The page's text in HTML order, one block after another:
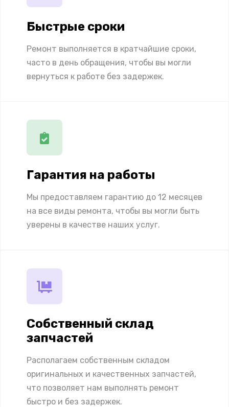
Быстрые сроки
Ремонт выполняется в кратчайшие сроки,
часто в день обращения, чтобы вы могли
вернуться к работе без задержек.
Гарантия на работы
Мы предоставляем гарантию до 12 месяцев
на все виды ремонта, чтобы вы могли быть
уверены в качестве наших услуг.
Собственный склад
запчастей
Располагаем собственным складом
оригинальных и качественных запчастей,
что позволяет нам выполнять ремонт
быстро и без задержек.